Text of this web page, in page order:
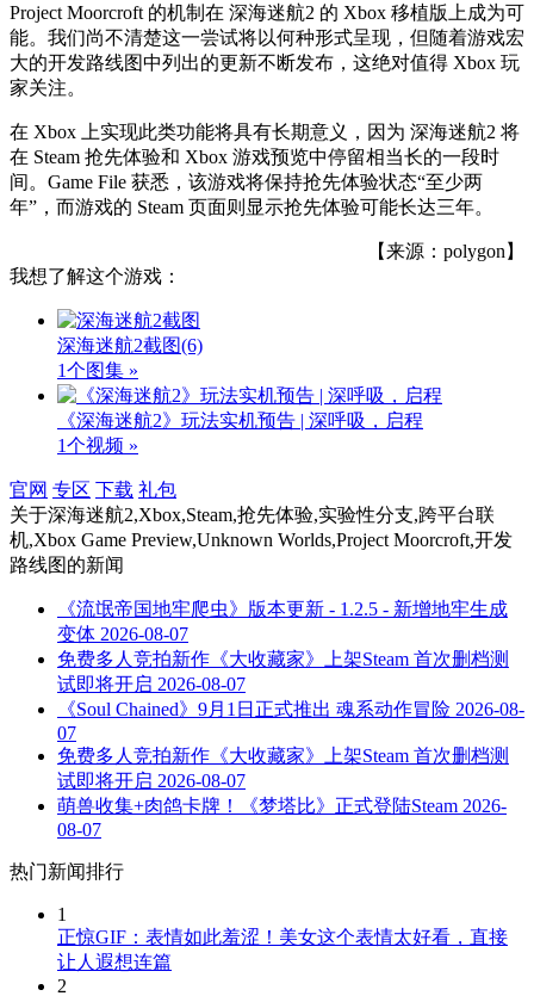
Project Moorcroft 的机制在 深海迷航2 的 Xbox 移植版上成为可
能。我们尚不清楚这一尝试将以何种形式呈现，但随着游戏宏
大的开发路线图中列出的更新不断发布，这绝对值得 Xbox 玩
家关注。
在 Xbox 上实现此类功能将具有长期意义，因为 深海迷航2 将
在 Steam 抢先体验和 Xbox 游戏预览中停留相当长的一段时
间。Game File 获悉，该游戏将保持抢先体验状态“至少两
年”，而游戏的 Steam 页面则显示抢先体验可能长达三年。
【来源：polygon】
我想了解这个游戏：
深海迷航2截图(6)
1个图集 »
《深海迷航2》玩法实机预告 | 深呼吸，启程
1个视频 »
官网 专区 下载 礼包
关于深海迷航2,Xbox,Steam,抢先体验,实验性分支,跨平台联
机,Xbox Game Preview,Unknown Worlds,Project Moorcroft,开发
路线图的新闻
《流氓帝国地牢爬虫》版本更新 - 1.2.5 - 新增地牢生成
变体 2026-08-07
免费多人竞拍新作《大收藏家》上架Steam 首次删档测
试即将开启 2026-08-07
《Soul Chained》9月1日正式推出 魂系动作冒险 2026-08-
07
免费多人竞拍新作《大收藏家》上架Steam 首次删档测
试即将开启 2026-08-07
萌兽收集+肉鸽卡牌！《梦塔比》正式登陆Steam 2026-
08-07
热门新闻排行
1
正惊GIF：表情如此羞涩！美女这个表情太好看，直接
让人遐想连篇
2